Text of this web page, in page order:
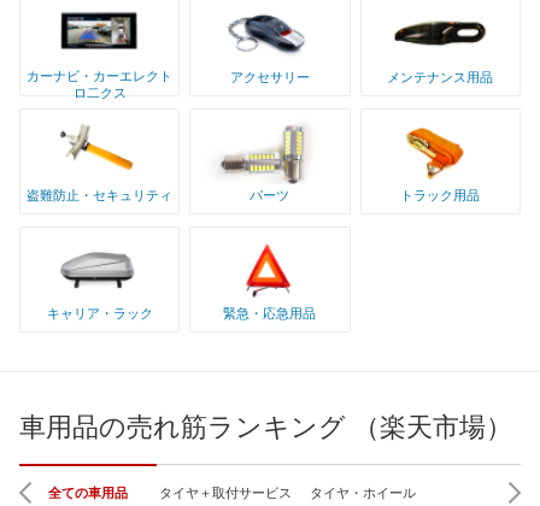
カーナビ・カーエレクト
ロ二クス
アクセサリー メンテナンス用品
盗難防止・セキュリティ パーツ トラック用品
キャリア・ラック 緊急・応急用品
車用品の売れ筋ランキング （楽天市場）
全ての車用品 タイヤ＋取付サービス タイヤ・ホイール